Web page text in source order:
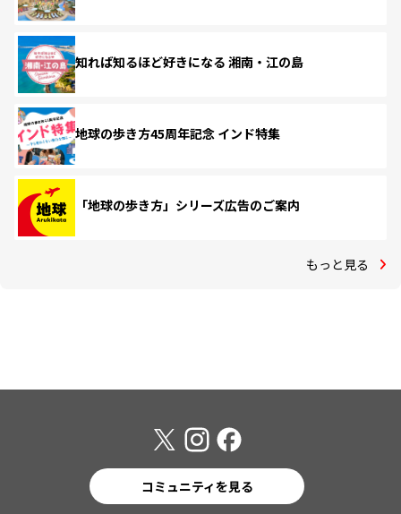
知れば知るほど好きになる 湘南・江の島
地球の歩き方45周年記念 インド特集
「地球の歩き方」シリーズ広告のご案内
もっと見る
コミュニティを見る